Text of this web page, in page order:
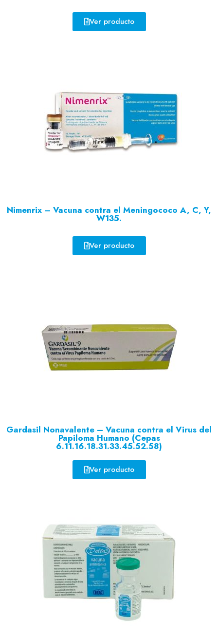
Ver producto
Nimenrix – Vacuna contra el Meningococo A, C, Y,
W135.
Ver producto
Gardasil Nonavalente – Vacuna contra el Virus del
Papiloma Humano (Cepas
6.11.16.18.31.33.45.52.58)
Ver producto